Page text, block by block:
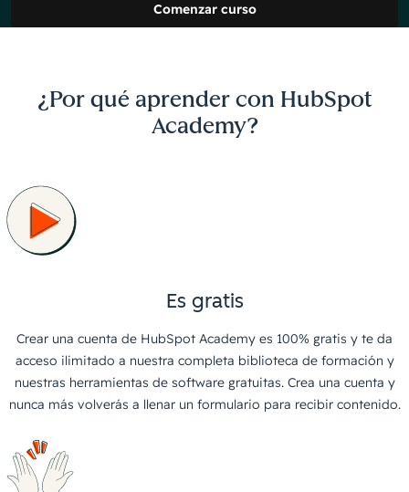
Comenzar curso
¿Por qué aprender con HubSpot
Academy?
Es gratis
Crear una cuenta de HubSpot Academy es 100% gratis y te da
acceso ilimitado a nuestra completa biblioteca de formación y
nuestras herramientas de software gratuitas. Crea una cuenta y
nunca más volverás a llenar un formulario para recibir contenido.